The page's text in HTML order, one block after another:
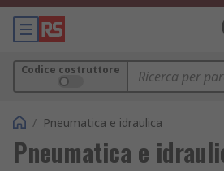
Codice costruttore
/ Pneumatica e idraulica
Pneumatica e